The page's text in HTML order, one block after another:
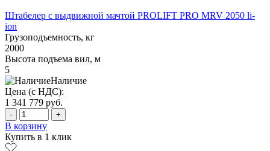
Штабелер с выдвижной мачтой PROLIFT PRO MRV 2050 li-
ion
Грузоподъемность, кг
2000
Высота подъема вил, м
5
Наличие
Цена (с НДС):
1 341 779 руб.
- +
В корзину
Купить в 1 клик